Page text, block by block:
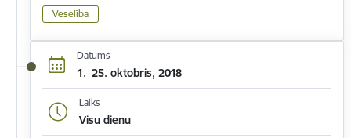
Veselība
Datums
1.–25. oktobris, 2018
Laiks
Visu dienu